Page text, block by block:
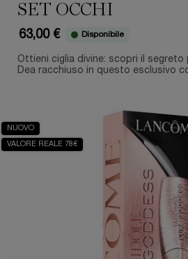
SET OCCHI
63,00 € Disponibile
Ottieni ciglia divine: scopri il segreto
Dea racchiuso in questo esclusivo
NUOVO
VALORE REALE 78€